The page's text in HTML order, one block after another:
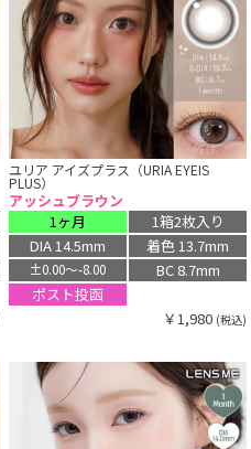
ユリア アイズプラス（URIA EYEIS
PLUS）
アッシュブラウン
1ヶ月
1箱2枚入り
DIA 14.5mm
着色 13.7mm
±0.00〜-8.00
BC 8.7mm
ポスト投函
￥1,980 (税込)